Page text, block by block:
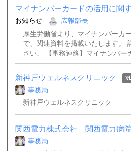
い。 連絡先兵庫県臨床検査技師
078-382-6474
マイナンバーカードの活用に関
お知らせ
広報部長
厚生労働省より、マイナンバーカ
で、関連資料を掲載いたします。
さい。 【事務連絡】マイナンバ
のお願いについて.pdf 参考資料１
新神戸ウェルネスクリニック
事務局
新神戸ウェルネスクリニック
関西電力株式会社 関西電力病
事務局